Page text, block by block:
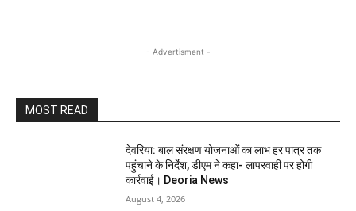
- Advertisment -
MOST READ
देवरिया: बाल संरक्षण योजनाओं का लाभ हर पात्र तक
पहुंचाने के निर्देश, डीएम ने कहा- लापरवाही पर होगी
कार्रवाई। Deoria News
August 4, 2026